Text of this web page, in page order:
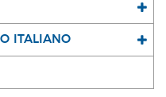
ITALIANO